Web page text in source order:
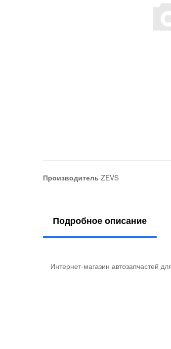
Производитель ZEVS
Подробное описание
Интернет-магазин автозапчастей